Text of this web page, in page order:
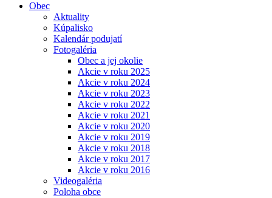
Obec
Aktuality
Kúpalisko
Kalendár podujatí
Fotogaléria
Obec a jej okolie
Akcie v roku 2025
Akcie v roku 2024
Akcie v roku 2023
Akcie v roku 2022
Akcie v roku 2021
Akcie v roku 2020
Akcie v roku 2019
Akcie v roku 2018
Akcie v roku 2017
Akcie v roku 2016
Videogaléria
Poloha obce